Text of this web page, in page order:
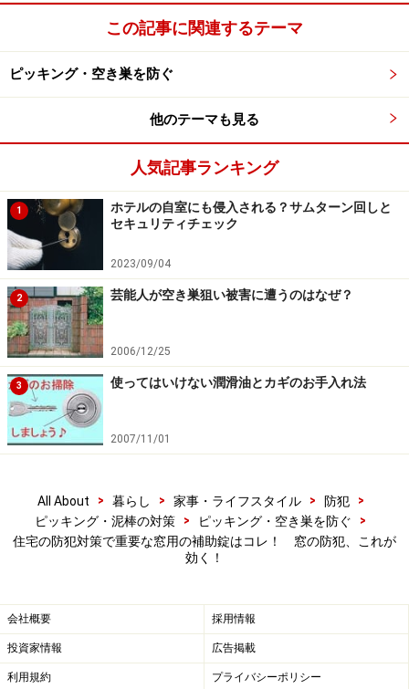
夏場はとくに、「窓を少し開けておきたい」人が多いよ
うです。しかし、これまでの記事で常々書いてきている
ように、「開け放した窓」は、侵入者を呼び寄せてしま
いるか一目瞭然です。
それでも、「エアコンが苦手」「自然の風を取り込みた
い」「空気の入れ換えをしたい」などなど、どうしても
開けておきたい人も多いようです。そんなときにも、
「窓用補助錠 Ｔ型防犯錠」は役に立ちます。窓が少し
開いていたとしても、「それ以上窓を開けることが出来
ない」のですから、侵入されないですみます。
こちらの防犯・防災グッズ販売店 まめたん
婦でもある女性店長は、「この商品でショップをやろう
と決意した」とおっしゃるくらい入れ込んでいます。ま
た、現在でも毎月、この「窓用補助錠 Ｔ型防犯錠」だ
【関連ガイド記事】
サムターン回しより焼き破り！？
雨の日、風の日、空き巣の日？
この記事に関連するテーマ
ピッキング・空き巣を防ぐ
他のテーマも見る
人気記事ランキング
1
ホテルの自室にも侵入される？サムターン回しと
セキュリティチェック
2023/09/04
2 芸能人が空き巣狙い被害に遭うのはなぜ？
2006/12/25
3 使ってはいけない潤滑油とカギのお手入れ法
2007/11/01
All About > 暮らし > 家事・ライフスタイル > 防犯
>
ピッキング・泥棒の対策
> ピッキング・空き巣を防ぐ
>
住宅の防犯対策で重要な窓用の補助錠はコレ！ 窓の防犯、これが
効く！
会社概要 採用情報
投資家情報 広告掲載
利用規約 プライバシーポリシー